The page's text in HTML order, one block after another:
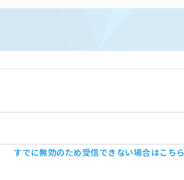
すでに無効のため受信できない場合はこちら